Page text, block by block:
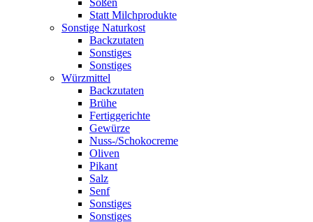
Soßen
Statt Milchprodukte
Sonstige Naturkost
Backzutaten
Sonstiges
Sonstiges
Würzmittel
Backzutaten
Brühe
Fertiggerichte
Gewürze
Nuss-/Schokocreme
Oliven
Pikant
Salz
Senf
Sonstiges
Sonstiges